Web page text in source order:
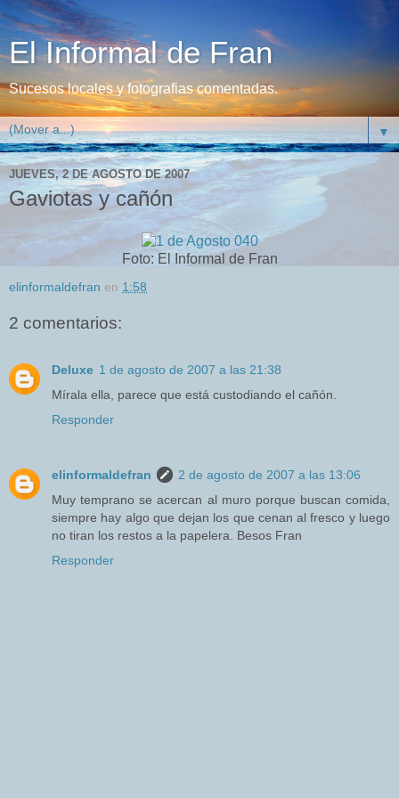
El Informal de Fran
Sucesos locales y fotografias comentadas.
▼
JUEVES, 2 DE AGOSTO DE 2007
Gaviotas y cañón
Foto: El Informal de Fran
elinformaldefran en 1:58
2 comentarios:
Deluxe 1 de agosto de 2007 a las 21:38
Mírala ella, parece que está custodiando el cañón.
Responder
elinformaldefran
2 de agosto de 2007 a las 13:06
Muy temprano se acercan al muro porque buscan comida,
siempre hay algo que dejan los que cenan al fresco y luego
no tiran los restos a la papelera. Besos Fran
Responder